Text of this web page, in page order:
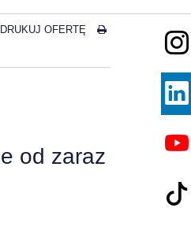
DRUKUJ OFERTĘ
od zaraz